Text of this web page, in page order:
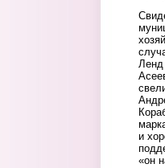
Ленд
и
«он